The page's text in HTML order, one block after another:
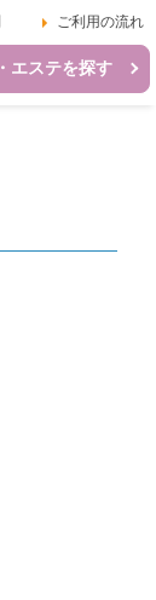
ご利用の流れ
エステを探す